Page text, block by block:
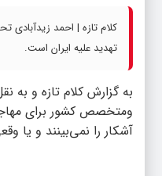
کلام تازه | احمد
تهدید علیه ایران است.
به گزارش کلام تازه و به
ومتخصص کشور برای
آشکار را نمی‌بینند و یا